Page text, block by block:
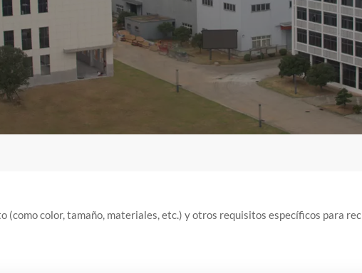
(como color, tamaño, materiales, etc.) y otros requisitos específicos para